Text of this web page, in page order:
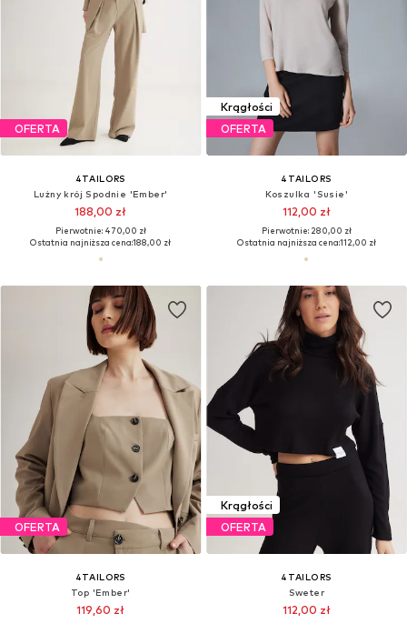
OFERTA
4TAILORS
Lużny krój Spodnie 'Ember'
188,00 zł
Pierwotnie: 470,00 zł
Ostatnia najniższa cena:188,00 zł
Krągłości
OFERTA
4TAILORS
Koszulka 'Susie'
112,00 zł
Pierwotnie: 280,00 zł
Ostatnia najniższa cena:112,00 zł
OFERTA
4TAILORS
Top 'Ember'
119,60 zł
Krągłości
OFERTA
4TAILORS
Sweter
112,00 zł